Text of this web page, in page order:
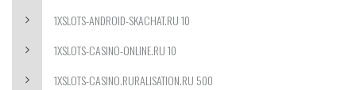
1XSLOTS-ANDROID-SKACHAT.RU 10
1XSLOTS-CASINO-ONLINE.RU 10
1XSLOTS-CASINO.RURALISATION.RU 500